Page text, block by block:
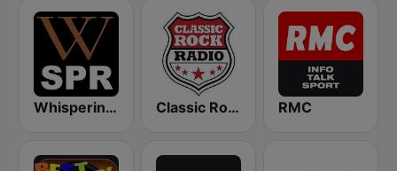
Whisperings: Solo Piano Radio Classic Rock Radio RMC